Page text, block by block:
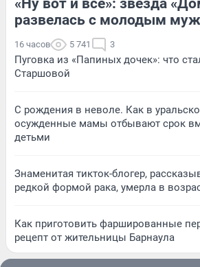
развелась с молодым
16 часов 5 741 3
Пуговка из «Папиных дочек»: что
Старшовой
С рождения в неволе. Как в
осужденные мамы отбывают срок
детьми
Знаменитая тикток-блогер,
редкой формой рака, умерла в
Как приготовить фаршированные
рецепт от жительницы Барнаула